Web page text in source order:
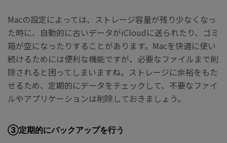
Macの設定によっては、ストレージ容量が残り少なくなっ
た時に、自動的に古いデータがiCloudに送られたり、ゴミ
箱が空になったりすることがあります。Macを快適に使い
続けるためには便利な機能ですが、必要なファイルまで削
除されると困ってしまいますね。ストレージに余裕をもた
せるため、定期的にデータをチェックして、不要なファイ
ルやアプリケーションは削除しておきましょう。
③定期的にバックアップを行う